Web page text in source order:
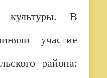
культуры. В
участие
района: